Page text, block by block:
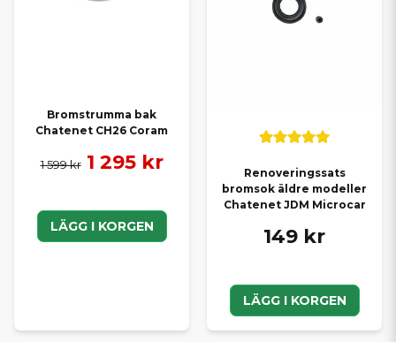
Bromstrumma bak
Chatenet CH26 Coram
1 599 kr 1 295 kr
LÄGG I KORGEN
Renoveringssats
bromsok äldre modeller
Chatenet JDM Microcar
149 kr
LÄGG I KORGEN